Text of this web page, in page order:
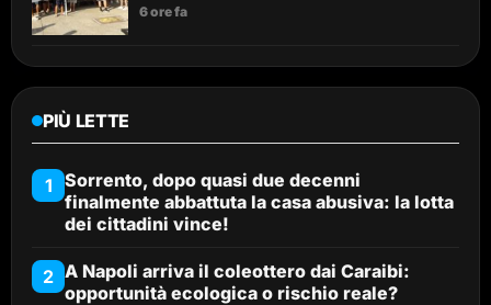
6 ore fa
PIÙ LETTE
1 Sorrento, dopo quasi due decenni
finalmente abbattuta la casa abusiva: la lotta
dei cittadini vince!
2 A Napoli arriva il coleottero dai Caraibi:
opportunità ecologica o rischio reale?